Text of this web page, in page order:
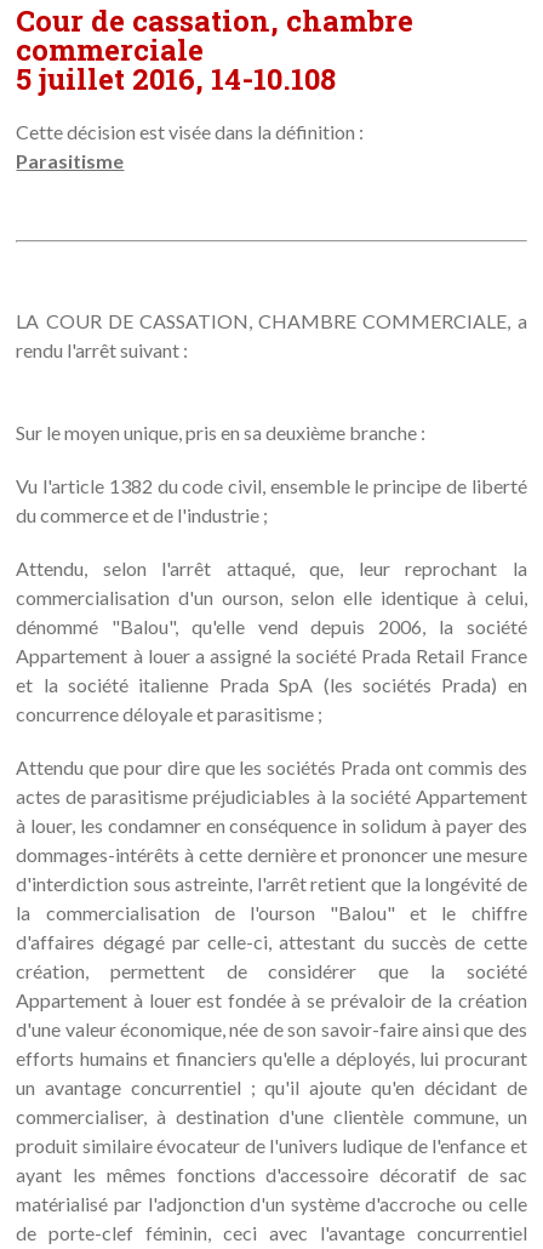
Cour de cassation, chambre
commerciale
5 juillet 2016, 14-10.108
Cette décision est visée dans la définition :
Parasitisme
LA COUR DE CASSATION, CHAMBRE COMMERCIALE, a
rendu l'arrêt suivant :
Sur le moyen unique, pris en sa deuxième branche :
Vu l'article 1382 du code civil, ensemble le principe de liberté
du commerce et de l'industrie ;
Attendu, selon l'arrêt attaqué, que, leur reprochant la
commercialisation d'un ourson, selon elle identique à celui,
dénommé "Balou", qu'elle vend depuis 2006, la société
Appartement à louer a assigné la société Prada Retail France
et la société italienne Prada SpA (les sociétés Prada) en
concurrence déloyale et parasitisme ;
Attendu que pour dire que les sociétés Prada ont commis des
actes de parasitisme préjudiciables à la société Appartement
à louer, les condamner en conséquence in solidum à payer des
dommages-intérêts à cette dernière et prononcer une mesure
d'interdiction sous astreinte, l'arrêt retient que la longévité de
la commercialisation de l'ourson "Balou" et le chiffre
d'affaires dégagé par celle-ci, attestant du succès de cette
création, permettent de considérer que la société
Appartement à louer est fondée à se prévaloir de la création
d'une valeur économique, née de son savoir-faire ainsi que des
efforts humains et financiers qu'elle a déployés, lui procurant
un avantage concurrentiel ; qu'il ajoute qu'en décidant de
commercialiser, à destination d'une clientèle commune, un
produit similaire évocateur de l'univers ludique de l'enfance et
ayant les mêmes fonctions d'accessoire décoratif de sac
matérialisé par l'adjonction d'un système d'accroche ou celle
de porte-clef féminin, ceci avec l'avantage concurrentiel